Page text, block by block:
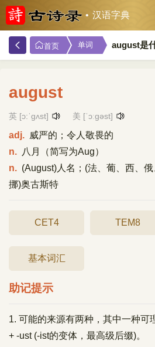
汉语字典
首页 单词 august是
august
英 [ɔ:ˈgʌst] 美 [ˈɔːɡəst]
adj. 威严的；令人敬畏的
n. 八月（简写为Aug）
n. (August)人名；(法、葡、西、俄
挪)奥古斯特
CET4 TEM8
基本词汇
助记提示
1. 可能的来源有两种，其中一种可
+ -ust (-ist的变体，最高级后缀)。